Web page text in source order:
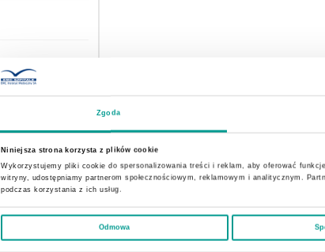
Zgoda
Niniejsza strona korzysta z plików cookie
Wykorzystujemy pliki cookie do spersonalizowania treści i reklam, aby oferować
witryny, udostępniamy partnerom społecznościowym, reklamowym i analitycznym.
podczas korzystania z ich usług.
Odmowa